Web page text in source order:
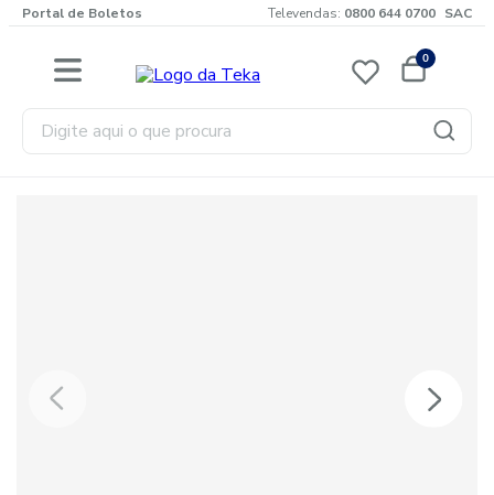
Portal de Boletos Televendas: 0800 644 0700 SAC
0
Digite aqui o que procura